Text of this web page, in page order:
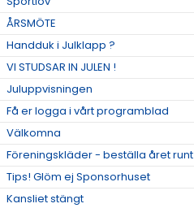
ÅRSMÖTE
Handduk i Julklapp ?
VI STUDSAR IN JULEN !
Juluppvisningen
Få er logga i vårt programblad
Välkomna
Föreningskläder - beställa året runt
Tips! Glöm ej Sponsorhuset
Kansliet stängt